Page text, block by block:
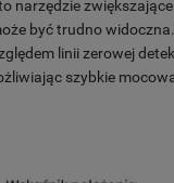
narzędzie
być trudno
linii zerowej
szybkie